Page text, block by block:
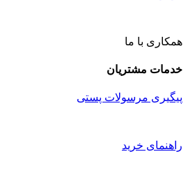
همکاری با ما
خدمات مشتریان
پیگیری مرسولات پستی
راهنمای خرید